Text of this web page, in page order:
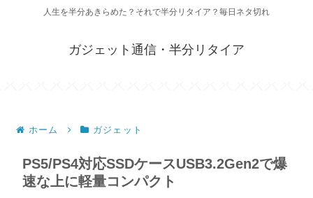
人生を半分あきらめた？それで半分リタイア？毎日ネタ切れ
ガジェット通信・半分リタイア
ホーム ガジェット
PS5/PS4対応SSDケースUSB3.2Gen2で爆
速な上に軽量コンパクト